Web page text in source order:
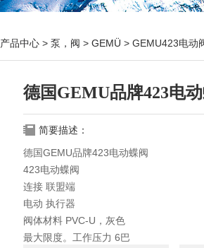
产品中心 > 泵，阀 > GEMÜ > GEMU423电动阀
德国GEMU品牌423电
简要描述：
德国GEMU品牌423电动蝶阀
423电动蝶阀
连接 联盟端
电动 执行器
阀体材料 PVC-U，灰色
最大限度。工作压力 6巴